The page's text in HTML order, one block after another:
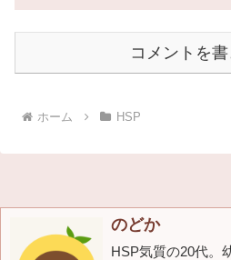
コメントを
ホーム HSP
のどか
HSP気質の20代。